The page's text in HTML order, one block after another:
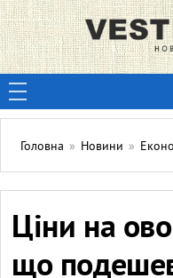
Головна » Новини »
Ціни на
що